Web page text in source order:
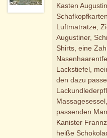
Kasten
Luftmatratze,
Augustiner,
Shirts, eine
Lackstiefel,
den dazu
passenden
Kanister
heiße